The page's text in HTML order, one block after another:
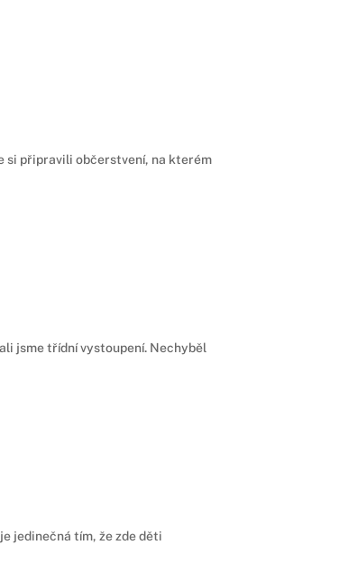
si připravili občerstvení, na kterém
jsme třídní vystoupení. Nechyběl
jedinečná tím, že zde děti